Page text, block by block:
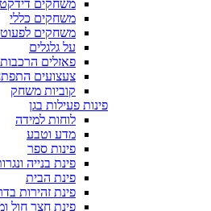
משחקים
משחקים כללי
משחקים
על גלגלים
פאזלים הרכבות
צעצועים
קוביות משחק
פינות פעילות בגן
לוחות למידה
מדע וטבע
פינות ספר
פינת בנייה
פינת הבית
פינת זהירות
פינת חצר חול